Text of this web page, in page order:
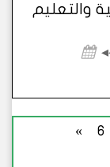
والتعليم
6
»